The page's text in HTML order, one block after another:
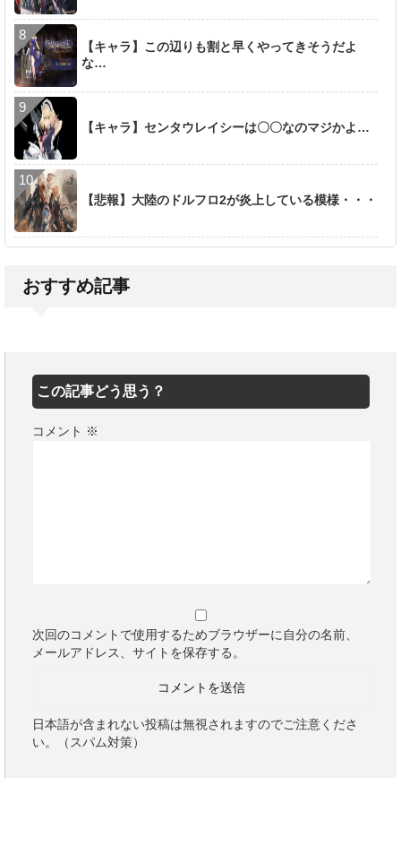
【キャラ】この辺りも割と早くやってきそうだよ
な…
【キャラ】センタウレイシーは〇〇なのマジかよ…
【悲報】大陸のドルフロ2が炎上している模様・・・
おすすめ記事
この記事どう思う？
コメント ※
次回のコメントで使用するためブラウザーに自分の名前、
メールアドレス、サイトを保存する。
日本語が含まれない投稿は無視されますのでご注意くださ
い。（スパム対策）